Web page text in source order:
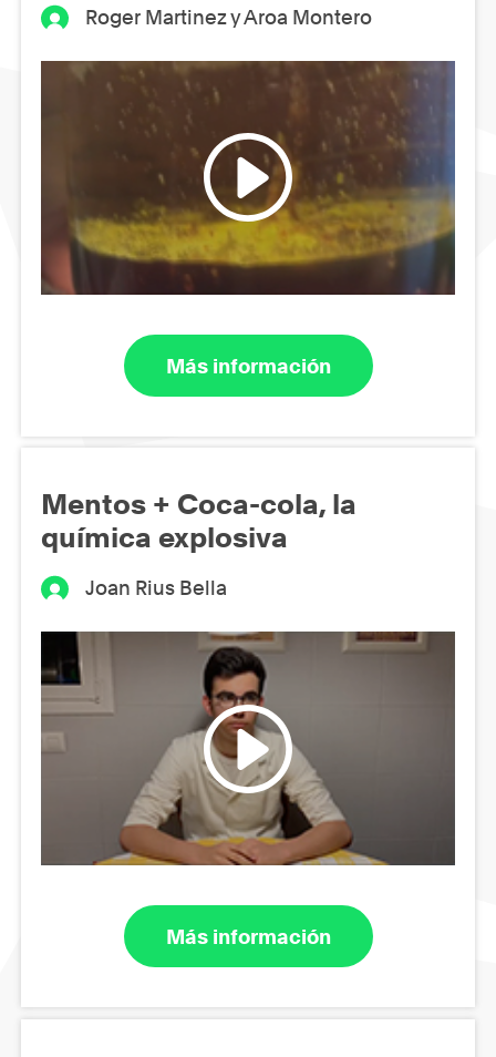
Roger Martinez y Aroa Montero
Más información
Mentos + Coca-cola, la
química explosiva
Joan Rius Bella
Más información